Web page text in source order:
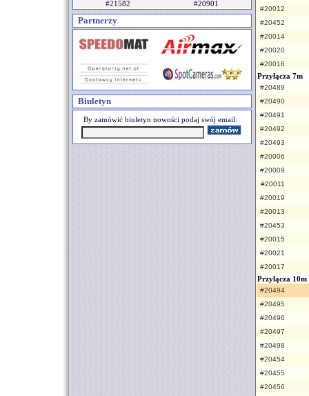
#21582 #20901
Partnerzy
Biuletyn
By zamówić biuletyn nowości podaj swój email:
#20012
#20452
#20014
#20020
#20016
Przyłącza 7m
#20489
#20490
#20491
#20492
#20493
#20006
#20009
#20011
#20019
#20013
#20453
#20015
#20021
#20017
Przyłącza 10m
#20494
#20495
#20496
#20497
#20498
#20454
#20455
#20456